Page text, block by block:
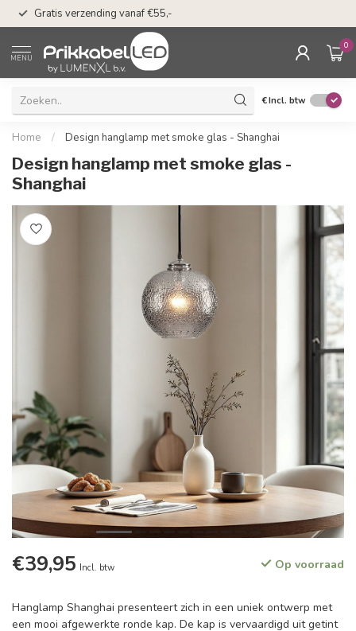
Gratis verzending vanaf €55,-
MENU
0
€Incl. btw
Home / Design hanglamp met smoke glas - Shanghai
Design hanglamp met smoke glas -
Shanghai
€39,95 Incl. btw Op voorraad
Hanglamp Shanghai presenteert zich in een uniek ontwerp met
een mooi afgewerkte ronde kap. De kap is vervaardigd uit getint